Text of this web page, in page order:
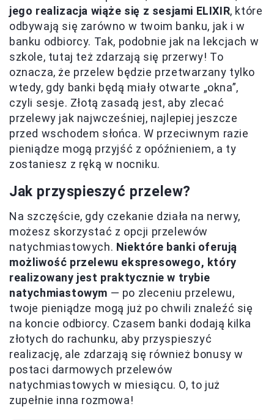
jego realizacja wiąże się z sesjami ELIXIR, które
odbywają się zarówno w twoim banku, jak i w
banku odbiorcy. Tak, podobnie jak na lekcjach w
szkole, tutaj też zdarzają się przerwy! To
oznacza, że przelew będzie przetwarzany tylko
wtedy, gdy banki będą miały otwarte „okna”,
czyli sesje. Złotą zasadą jest, aby zlecać
przelewy jak najwcześniej, najlepiej jeszcze
przed wschodem słońca. W przeciwnym razie
pieniądze mogą przyjść z opóźnieniem, a ty
zostaniesz z ręką w nocniku.
Jak przyspieszyć przelew?
Na szczęście, gdy czekanie działa na nerwy,
możesz skorzystać z opcji przelewów
natychmiastowych. Niektóre banki oferują
możliwość przelewu ekspresowego, który
realizowany jest praktycznie w trybie
natychmiastowym — po zleceniu przelewu,
twoje pieniądze mogą już po chwili znaleźć się
na koncie odbiorcy. Czasem banki dodają kilka
złotych do rachunku, aby przyspieszyć
realizację, ale zdarzają się również bonusy w
postaci darmowych przelewów
natychmiastowych w miesiącu. O, to już
zupełnie inna rozmowa!